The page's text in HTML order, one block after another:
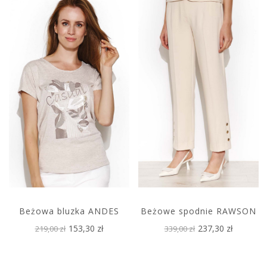
Beżowa bluzka ANDES
219,00 zł 153,30 zł
Beżowe spodnie RAWSON
339,00 zł 237,30 zł